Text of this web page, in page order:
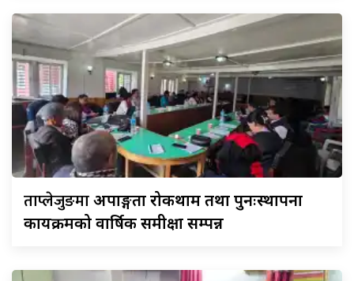
ताप्लेजुङमाअपाङ्गता रोकथाम तथा पुनःस्थापना
कार्यक्रमको वार्षिक समीक्षा सम्पन्न